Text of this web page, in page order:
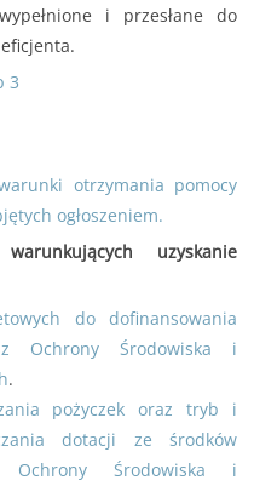
i przesłane do
3
otrzymania pomocy
ogłoszeniem.
uzyskanie
do dofinansowania
Ochrony Środowiska i
.
pożyczek oraz tryb i
dotacji ze środków
Ochrony Środowiska i